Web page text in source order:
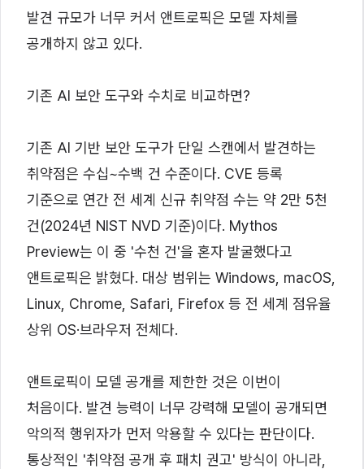
발견 규모가 너무 커서 앤트로픽은 모델 자체를
공개하지 않고 있다.
기존 AI 보안 도구와 수치로 비교하면?
기존 AI 기반 보안 도구가 단일 스캔에서 발견하는
취약점은 수십~수백 건 수준이다. CVE 등록
기준으로 연간 전 세계 신규 취약점 수는 약 2만 5천
건(2024년 NIST NVD 기준)이다. Mythos
Preview는 이 중 '수천 건'을 혼자 발굴했다고
앤트로픽은 밝혔다. 대상 범위는 Windows, macOS,
Linux, Chrome, Safari, Firefox 등 전 세계 점유율
상위 OS·브라우저 전체다.
앤트로픽이 모델 공개를 제한한 것은 이번이
처음이다. 발견 능력이 너무 강력해 모델이 공개되면
악의적 행위자가 먼저 악용할 수 있다는 판단이다.
통상적인 '취약점 공개 후 패치 권고' 방식이 아니라,